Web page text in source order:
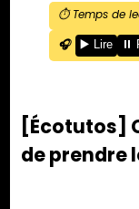
⏱️ Temps de
🎧
▶️ Lire ⏸️
[Écotutos]
de prendre